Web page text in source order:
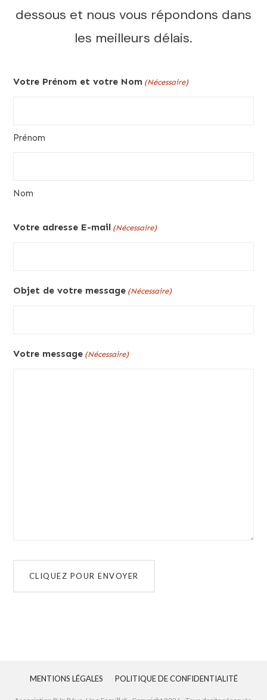
dessous et nous vous répondons dans
les meilleurs délais.
Votre Prénom et votre Nom (Nécessaire)
Prénom
Nom
Votre adresse E-mail (Nécessaire)
Objet de votre message (Nécessaire)
Votre message (Nécessaire)
MENTIONS LÉGALES POLITIQUE DE CONFIDENTIALITÉ